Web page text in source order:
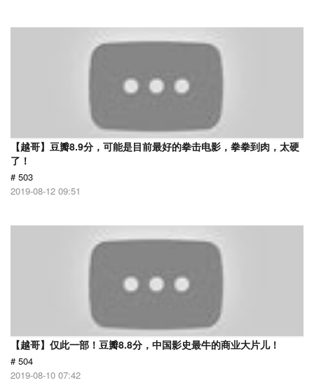
【越哥】豆瓣8.9分，可能是目前最好的拳击电影，拳拳到肉，太硬
了！
# 503
2019-08-12 09:51
【越哥】仅此一部！豆瓣8.8分，中国影史最牛的商业大片儿！
# 504
2019-08-10 07:42